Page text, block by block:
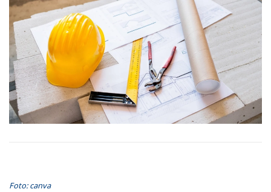
Foto: canva